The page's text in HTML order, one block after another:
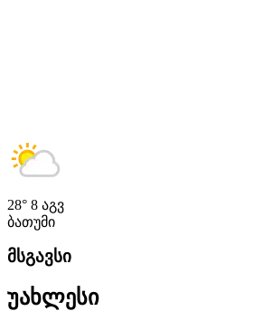
28° 8 აგვ
ბათუმი
მსგავსი
უახლესი